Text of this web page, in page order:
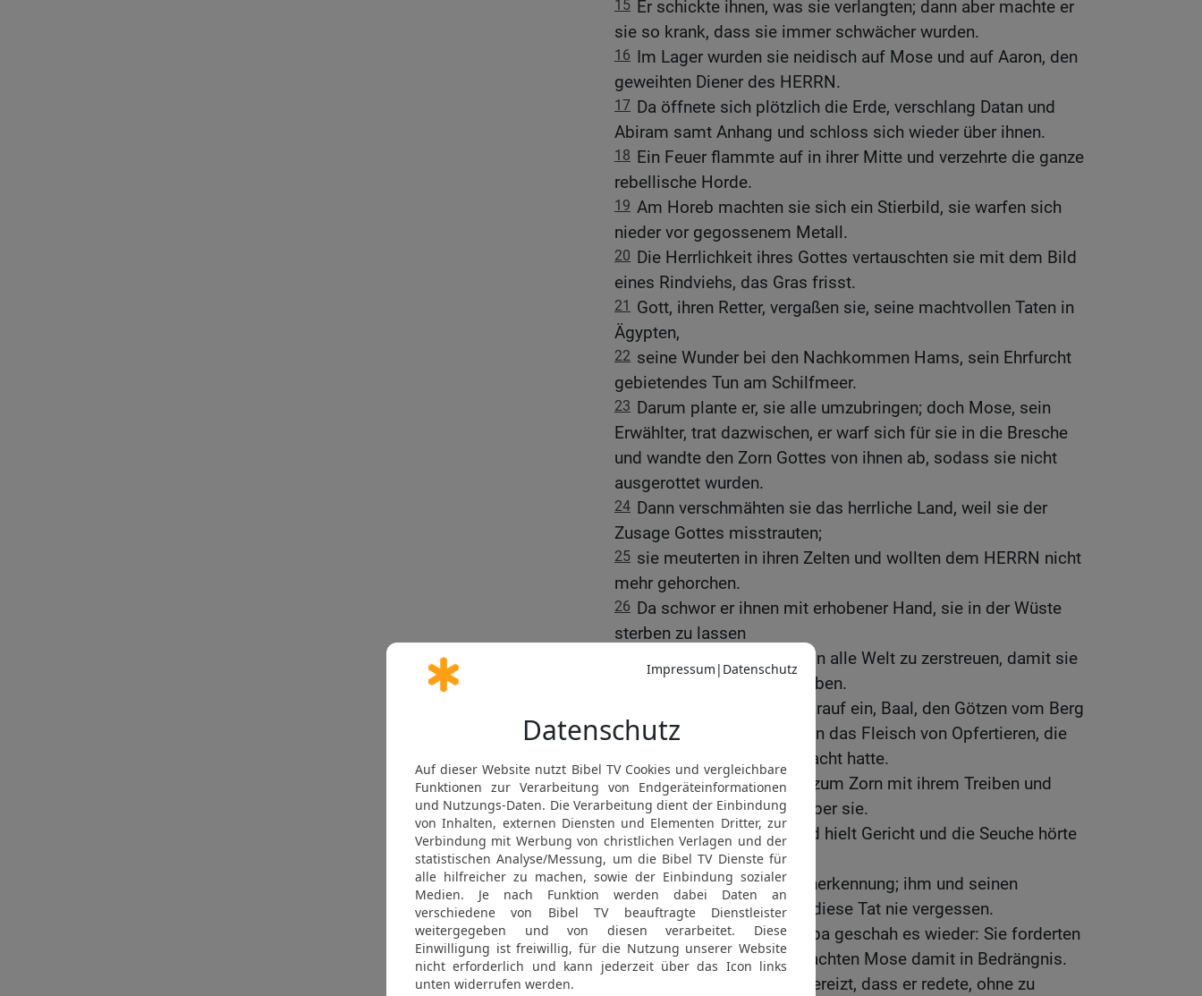
15 Er schickte ihnen, was sie verlangten; dann aber machte er
sie so krank, dass sie immer schwächer wurden.
16 Im Lager wurden sie neidisch auf Mose und auf Aaron, den
geweihten Diener des HERRN.
17 Da öffnete sich plötzlich die Erde, verschlang Datan und
Abiram samt Anhang und schloss sich wieder über ihnen.
18 Ein Feuer flammte auf in ihrer Mitte und verzehrte die ganze
rebellische Horde.
19 Am Horeb machten sie sich ein Stierbild, sie warfen sich
nieder vor gegossenem Metall.
20 Die Herrlichkeit ihres Gottes vertauschten sie mit dem Bild
eines Rindviehs, das Gras frisst.
21
Gott, ihren Retter, vergaßen sie, seine machtvollen Taten in
Ägypten,
22 seine Wunder bei den Nachkommen Hams, sein Ehrfurcht
gebietendes Tun am Schilfmeer.
23 Darum plante er, sie alle umzubringen; doch Mose, sein
Erwählter, trat dazwischen, er warf sich für sie in die Bresche
und wandte den Zorn Gottes von ihnen ab, sodass sie nicht
ausgerottet wurden.
24 Dann verschmähten sie das herrliche Land, weil sie der
Zusage Gottes misstrauten;
25 sie meuterten in ihren Zelten und wollten dem HERRN nicht
mehr gehorchen.
26 Da schwor er ihnen mit erhobener Hand, sie in der Wüste
sterben zu lassen
und ihre Nachkommen in alle Welt zu zerstreuen, damit sie
unter fremden Völkern sterben.
Sie ließen sich sogar darauf ein, Baal, den Götzen vom Berg
Pegor, zu verehren. Sie aßen das Fleisch von Opfertieren, die
man toten Götzen dargebracht hatte.
29
Sie reizten den HERRN zum Zorn mit ihrem Treiben und
plötzlich kam das Unheil über sie.
30 Doch Pinhas trat vor und hielt Gericht und die Seuche hörte
wieder auf.
31 Sein Tun fand Gottes Anerkennung; ihm und seinen
Nachkommen wollte Gott diese Tat nie vergessen.
32 Bei der Quelle von Meriba geschah es wieder: Sie forderten
Gottes Zorn heraus und brachten Mose damit in Bedrängnis.
Sie hatten ihn so sehr gereizt, dass er redete, ohne zu